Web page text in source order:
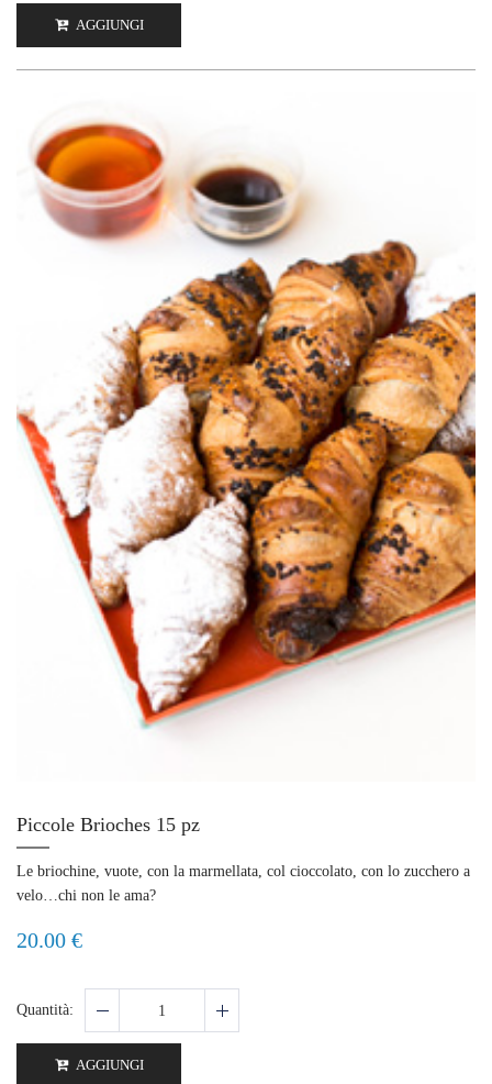
AGGIUNGI
Piccole Brioches 15 pz
Le briochine, vuote, con la marmellata, col cioccolato, con lo zucchero a
velo…chi non le ama?
20.00 €
Quantità:
AGGIUNGI